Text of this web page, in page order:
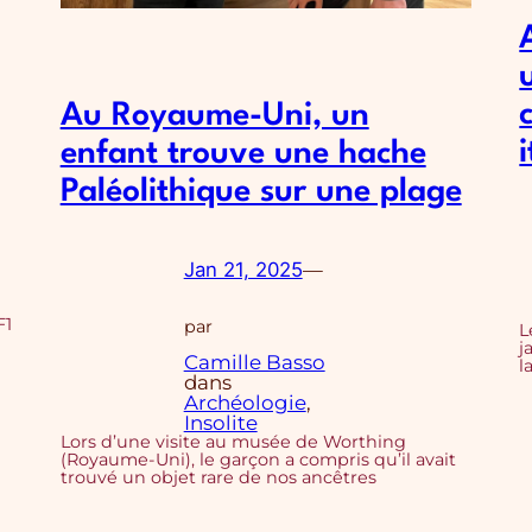
Au Royaume-Uni, un
enfant trouve une hache
Paléolithique sur une plage
Jan 21, 2025—
par
Camille Basso
dans
Archéologie
Insolite
Lors d’une visite au musée de Worthing
(Royaume-Uni), le garçon a compris qu’il avait
trouvé un objet rare de nos ancêtres